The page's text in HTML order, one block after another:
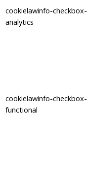
cookielawinfo-checkbox-
analytics
cookielawinfo-checkbox-
functional